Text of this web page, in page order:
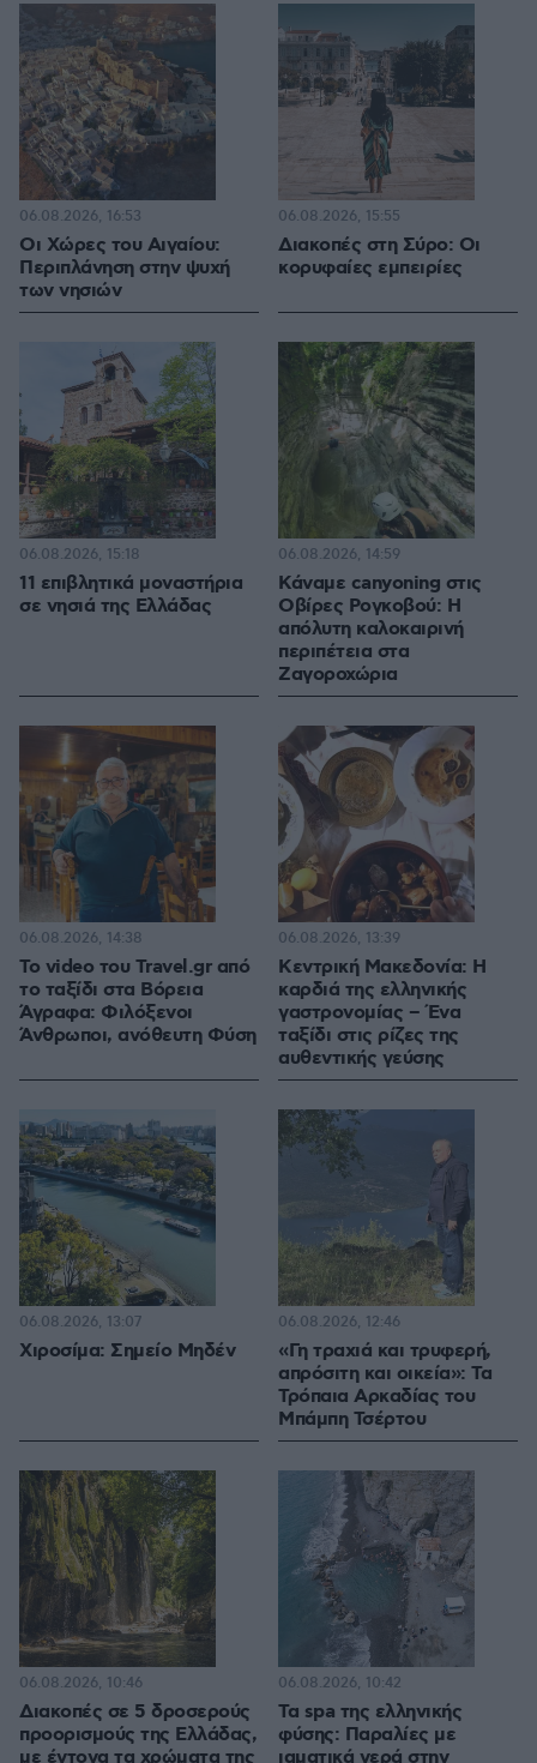
Οι Xώρες του Αιγαίου:
Περιπλάνηση στην ψυχή
των νησιών
06.08.2026, 16:53
Διακοπές στη Σύρο: Οι
κορυφαίες εμπειρίες
06.08.2026, 15:55
11 επιβλητικά μοναστήρια
σε νησιά της Ελλάδας
06.08.2026, 15:18
Κάναμε canyoning στις
Οβίρες Ρογκοβού: Η
απόλυτη καλοκαιρινή
περιπέτεια στα
Ζαγοροχώρια
06.08.2026, 14:59
To video του Travel.gr από
το ταξίδι στα Βόρεια
Άγραφα: Φιλόξενοι
Άνθρωποι, ανόθευτη Φύση
06.08.2026, 14:38
Κεντρική Μακεδονία: Η
καρδιά της ελληνικής
γαστρονομίας – Ένα
ταξίδι στις ρίζες της
αυθεντικής γεύσης
06.08.2026, 13:39
Χιροσίμα: Σημείο Μηδέν
06.08.2026, 13:07
«Γη τραχιά και τρυφερή,
απρόσιτη και οικεία»: Τα
Τρόπαια Αρκαδίας του
Μπάμπη Τσέρτου
06.08.2026, 12:46
Διακοπές σε 5 δροσερούς
προορισμούς της Ελλάδας,
με έντονα τα χρώματα της
06.08.2026, 10:46
Τα spa της ελληνικής
φύσης: Παραλίες με
ιαματικά νερά στην
06.08.2026, 10:42